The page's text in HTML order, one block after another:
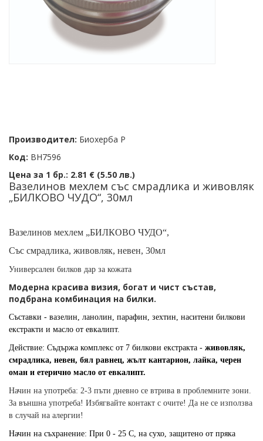
Производител: Биохерба Р
Код: BH7596
Цена за 1 бр.: 2.81 € (5.50 лв.)
Вазелинов мехлем със смрадлика и живовляк
„БИЛКОВО ЧУДО“, 30мл
Вазелинов мехлем „БИЛКОВО ЧУДО“,
Със смрадлика, живовляк, невен, 30мл
Универсален билков дар за кожата
Модерна красива визия, богат и чист състав,
подбрана комбинация на билки.
Съставки - вазелин, ланолин, парафин, зехтин, наситени билкови
екстракти и масло от евкалипт.
Действие: Съдържа комплекс от 7 билкови екстракта - живовляк,
смрадлика, невен, бял равнец, жълт кантарион, лайка, черен
оман и етерично масло от евкалипт.
Начин на употреба: 2-3 пъти дневно се втрива в проблемните зони.
За външна употреба! Избягвайте контакт с очите! Да не се използва
в случай на алергии!
Начин на съхранение: При 0 - 25 С, на сухо, защитено от пряка